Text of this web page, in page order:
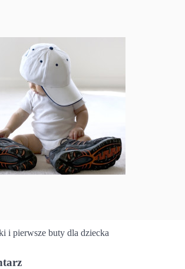
i pierwsze buty dla dziecka